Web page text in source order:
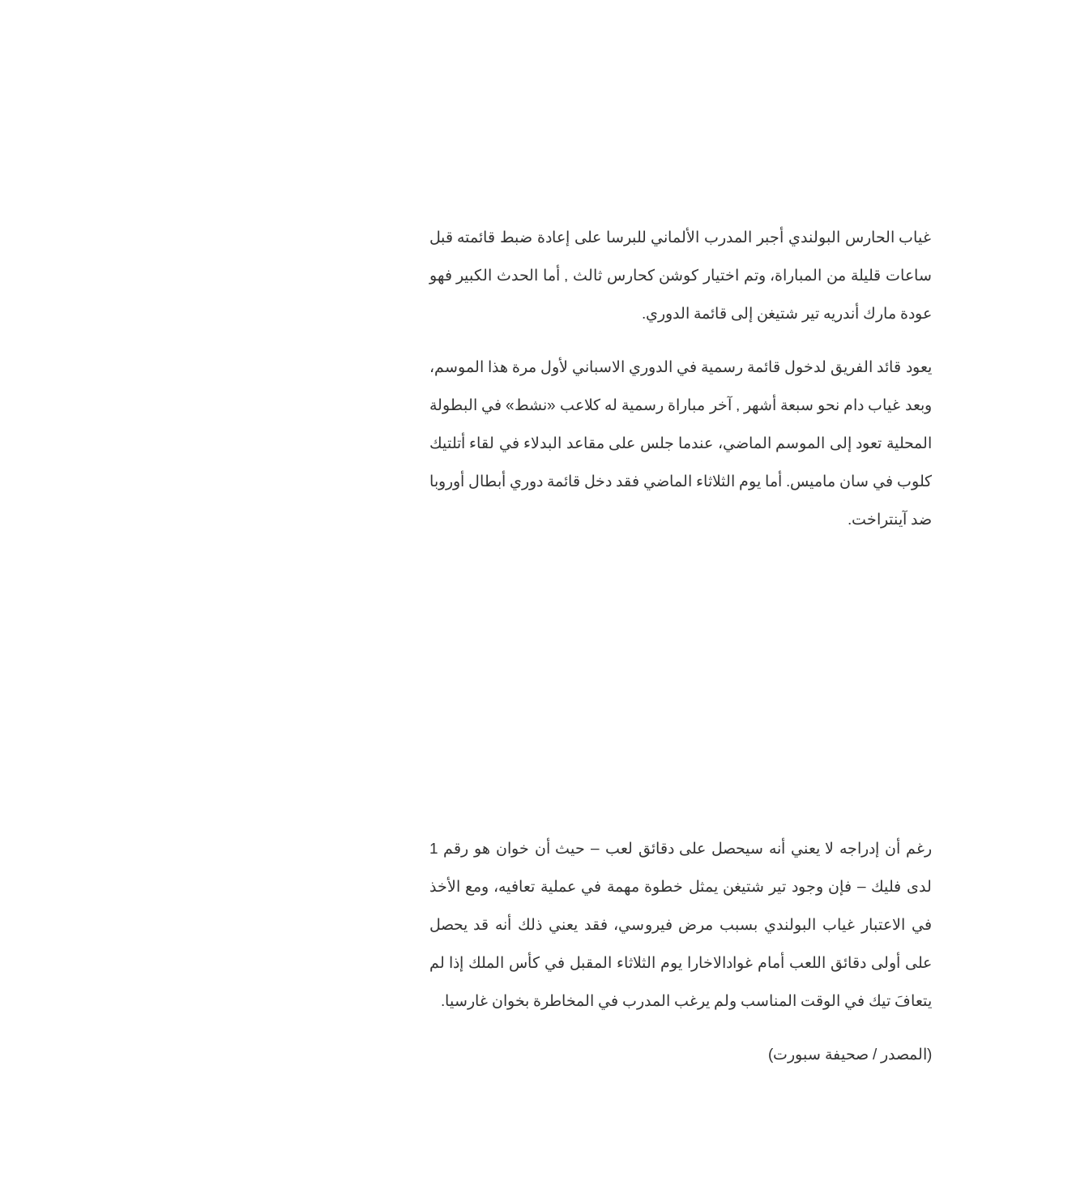
غياب الحارس البولندي أجبر المدرب الألماني للبرسا على إعادة ضبط قائمته قبل
ساعات قليلة من المباراة، وتم اختيار كوشن كحارس ثالث , أما الحدث الكبير فهو
عودة مارك أندريه تير شتيغن إلى قائمة الدوري.
يعود قائد الفريق لدخول قائمة رسمية في الدوري الاسباني لأول مرة هذا الموسم،
وبعد غياب دام نحو سبعة أشهر , آخر مباراة رسمية له كلاعب «نشط» في البطولة
المحلية تعود إلى الموسم الماضي، عندما جلس على مقاعد البدلاء في لقاء أتلتيك
كلوب في سان ماميس. أما يوم الثلاثاء الماضي فقد دخل قائمة دوري أبطال أوروبا
ضد آينتراخت.
رغم أن إدراجه لا يعني أنه سيحصل على دقائق لعب – حيث أن خوان هو رقم 1
لدى فليك – فإن وجود تير شتيغن يمثل خطوة مهمة في عملية تعافيه، ومع الأخذ
في الاعتبار غياب البولندي بسبب مرض فيروسي، فقد يعني ذلك أنه قد يحصل
على أولى دقائق اللعب أمام غوادالاخارا يوم الثلاثاء المقبل في كأس الملك إذا لم
يتعافَ تيك في الوقت المناسب ولم يرغب المدرب في المخاطرة بخوان غارسيا.
(المصدر / صحيفة سبورت)